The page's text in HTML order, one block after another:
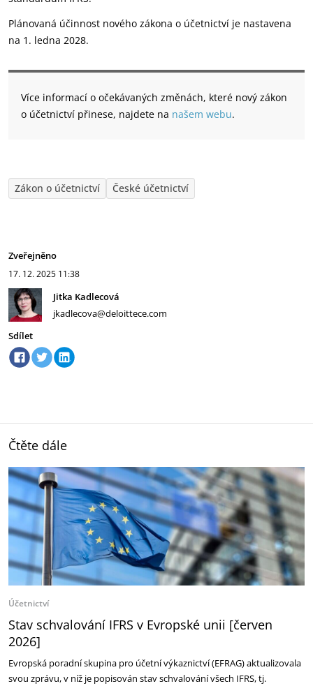
Plánovaná účinnost nového zákona o účetnictví je nastavena
na 1. ledna 2028.
Více informací o očekávaných změnách, které nový zákon
o účetnictví přinese, najdete na našem webu.
Zákon o účetnictví České účetnictví
Zveřejněno
17. 12. 2025 11:38
Jitka Kadlecová
jkadlecova@deloittece.com
Sdílet
Čtěte dále
Účetnictví
Stav schvalování IFRS v Evropské unii [červen
2026]
Evropská poradní skupina pro účetní výkaznictví (EFRAG) aktualizovala
svou zprávu, v níž je popisován stav schvalování všech IFRS, tj.